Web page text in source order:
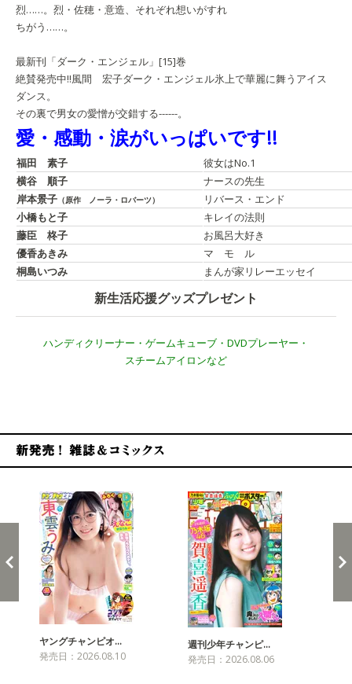
烈……。烈・佐穂・意造、それぞれ想いがすれ
ちがう……。
最新刊「ダーク・エンジェル」[15]巻
絶賛発売中!!風間 宏子ダーク・エンジェル氷上で華麗に舞うアイス
ダンス。
その裏で男女の愛憎が交錯する------。
愛・感動・涙がいっぱいです!!
福田 素子
彼女はNo.1
横谷 順子
ナースの先生
岸本景子 （原作 ノーラ・ロバーツ）
リバース・エンド
小橋もと子
キレイの法則
藤臣 柊子
お風呂大好き
優香あきみ
マ モ ル
桐島いつみ
まんが家リレーエッセイ
新生活応援グッズプレゼント
ハンディクリーナー・ゲームキューブ・DVDプレーヤー・
スチームアイロンなど
ヤングチャンピオ…
発売日：2026.08.10
週刊少年チャンピ…
発売日：2026.08.06